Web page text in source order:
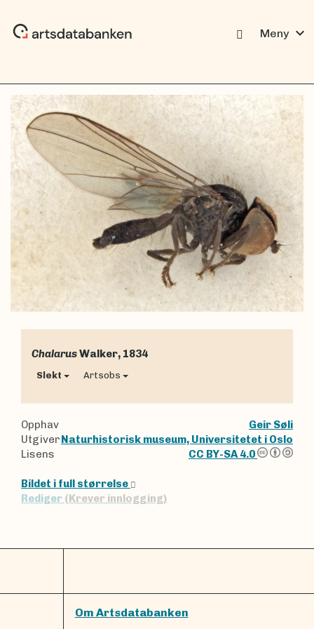
Meny expand_more
ChalarusWalker, 1834
Slekt Artsobs
Opphav
Geir Søli
Utgiver Naturhistorisk museum, Universitetet i Oslo
Lisens
CC BY-SA 4.0
Bildet i full størrelse
Rediger (Krever innlogging)
Om Artsdatabanken